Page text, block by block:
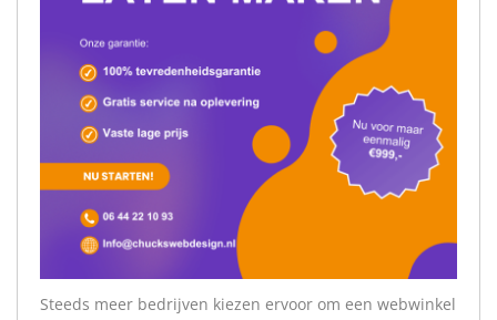
Steeds meer bedrijven kiezen ervoor om een webwinkel